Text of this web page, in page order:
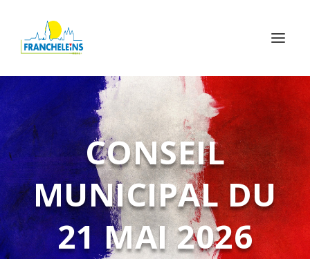
CONSEIL
MUNICIPAL DU
21 MAI 2026